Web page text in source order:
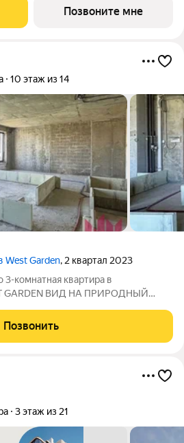
жилом комплексе «Начало»
Позвоните мне
10 этаж из 14
West Garden, 2 квартал 2023
комнатная квартира в
GARDEN ВИД НА ПРИРОДНЫЙ
комнаты, 2 санузла. Высота
КОМПЛЕКСЕ: Жилой
Позвонить
3 этаж из 21